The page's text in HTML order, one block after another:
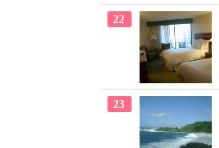
22
23